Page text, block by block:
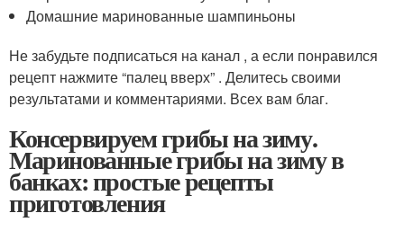
Домашние маринованные шампиньоны
Не забудьте подписаться на канал , а если понравился
рецепт нажмите “палец вверх” . Делитесь своими
результатами и комментариями. Всех вам благ.
Консервируем грибы на зиму.
Маринованные грибы на зиму в
банках: простые рецепты
приготовления